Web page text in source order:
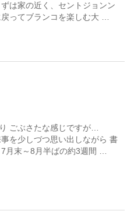
は家の近く、セントジョンン
ってブランコを楽しむ大 …
ごぶさたな感じですが…
を少しづつ思い出しながら 書
月末～8月半ばの約3週間 …